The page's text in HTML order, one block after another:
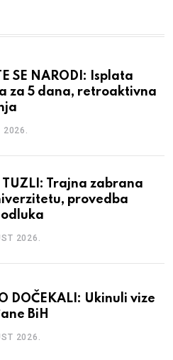
SE NARODI: Isplata
za 5 dana, retroaktivna
TUZLI: Trajna zabrana
provedba
2026.
DOČEKALI: Ukinuli vize
BiH
2026.